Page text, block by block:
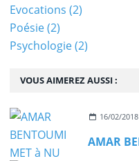
VOUS AIMEREZ AUSSI :
16/02/2018
Evocations (2)
Poésie(2)
Psychologie(2)